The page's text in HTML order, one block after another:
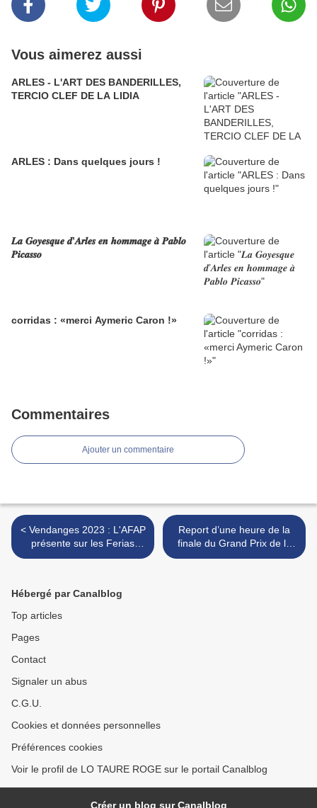
Vous aimerez aussi
ARLES - L'ART DES BANDERILLES,
TERCIO CLEF DE LA LIDIA
ARLES : Dans quelques jours !
𝑳𝒂 𝑮𝒐𝒚𝒆𝒔𝒒𝒖𝒆 𝒅’𝑨𝒓𝒍𝒆𝒔 𝒆𝒏 𝒉𝒐𝒎𝒎𝒂𝒈𝒆 𝒂̀ 𝑷𝒂𝒃𝒍𝒐
𝑷𝒊𝒄𝒂𝒔𝒔𝒐
corridas : «merci Aymeric Caron !»
Commentaires
Ajouter un commentaire
< Vendanges 2023 : L'AFAP
présente sur les Ferias
d'Arles et de Nîmes.
Report d’une heure de la
finale du Grand Prix de la
Ville de Nîmes >
Hébergé par Canalblog
Top articles
Pages
Contact
Signaler un abus
C.G.U.
Cookies et données personnelles
Préférences cookies
Voir le profil de LO TAURE ROGE sur le portail Canalblog
Créer un blog sur Canalblog